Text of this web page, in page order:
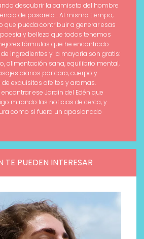
descubrir la camiseta del hombre
de pasarela... Al mismo tiempo,
que pueda contribuir a generar esas
y belleza que todos tenemos
fórmulas que he encontrado
ingredientes y la mayoría son gratis:
alimentación sana, equilibrio mental,
diarios por cara, cuerpo y
exquisitos afeites y aromas.
ese Jardín del Edén que
mirando las noticias de cerca, y
como si fuera un apasionado
TE PUEDEN INTERESAR